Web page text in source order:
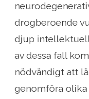
drogberoende
djup
av dessa fall
nödvändigt att
genomföra